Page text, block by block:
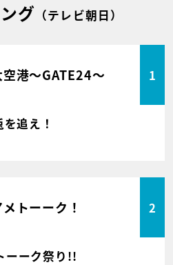
グ （テレビ朝日）
空港～GATE24～ 1
追え！
メトーーク！ 2
ーーク祭り!!